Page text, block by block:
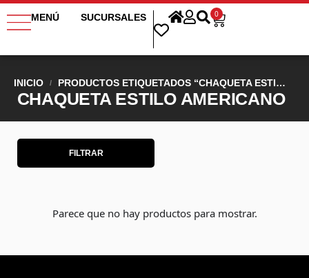
MENÚ SUCURSALES 0
INICIO / PRODUCTOS ETIQUETADOS “CHAQUETA ESTILO AMERICANO”
CHAQUETA ESTILO AMERICANO
FILTRAR
Parece que no hay productos para mostrar.